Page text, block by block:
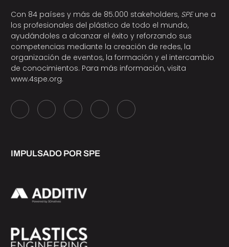
Con 84 países y más de 85.000 stakeholders, SPEune a
los profesionales del plástico de todo el mundo,
ayudándoles a alcanzar el éxito y reforzando sus
competencias mediante la creación de redes, la
organización de eventos, la formación y el intercambio
de conocimientos. Para más información, visita
www.4spe.org.
IMPULSADO POR SPE